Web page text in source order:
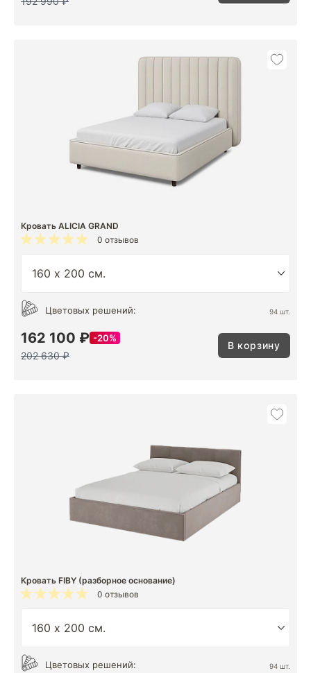
Кровать ALICIA GRAND
0 отзывов
Цветовых решений: 94 шт.
162 100 ₽ 20%
202 630 ₽
В корзину
Кровать FIBY (разборное основание)
0 отзывов
Цветовых решений: 94 шт.